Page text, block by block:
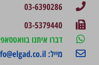
03-6390286
03-5379440
דברו איתנו בוואטסאפ
מייל: info@elgad.co.il